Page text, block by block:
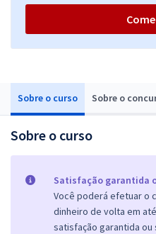
Sobre o curso Sobre o
Sobre o curso
Satisfação garantida
Você poderá efetuar o
dinheiro de volta em
satisfação garantida